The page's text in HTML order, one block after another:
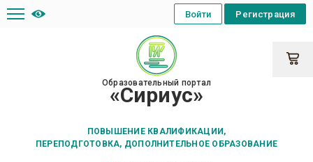
Образовательный портал
«Сириус»
ПОВЫШЕНИЕ КВАЛИФИКАЦИИ,
ПЕРЕПОДГОТОВКА, ДОПОЛНИТЕЛЬНОЕ ОБРАЗОВАНИЕ
Регистрация
Войти